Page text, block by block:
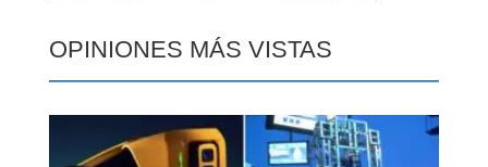
OPINIONES MÁS VISTAS